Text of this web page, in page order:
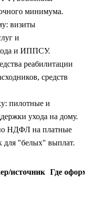
минимума.
визиты
и
и ИППСУ.
реабилитации
средств
пилотные и
ухода на дому.
НДФЛ на платные
для "белых" выплат.
источник Где